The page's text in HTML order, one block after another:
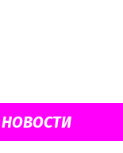
НОВОСТИ